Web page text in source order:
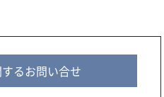
るお問い合せ